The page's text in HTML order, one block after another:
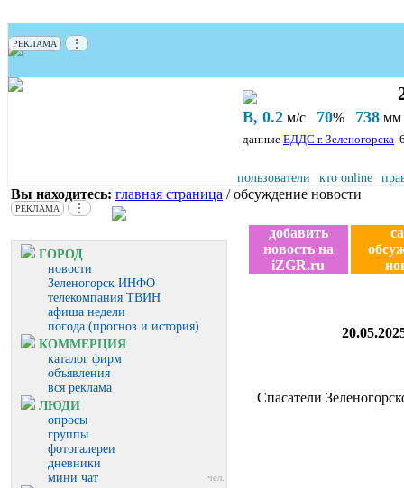
РЕКЛАМА ⋮
В, 0.2 м/с 70% 738 мм
данные ЕДДС г. Зеленогорска
пользователи кто online
Вы находитесь: главная страница / обсуждение новости
РЕКЛАМА ⋮
ГОРОД
новости
Зеленогорск ИНФО
телекомпания ТВИН
афиша недели
погода (прогноз и история)
КОММЕРЦИЯ
каталог фирм
объявления
вся реклама
ЛЮДИ
опросы
группы
фотогалереи
дневники
мини чат
чел.
добавить
новость на
iZGR.ru
Спасатели